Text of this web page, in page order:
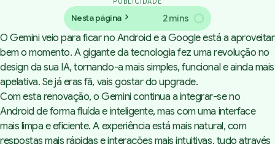
Nesta página 2 mins
O Gemini veio para ficar no Android e a Google está a aproveitar
bem o momento. A gigante da tecnologia fez uma revolução no
design da sua IA, tornando-a mais simples, funcional e ainda mais
apelativa. Se já eras fã, vais gostar do upgrade.
Com esta renovação, o Gemini continua a integrar-se no
Android de forma fluída e inteligente, mas com uma interface
mais limpa e eficiente. A experiência está mais natural, com
respostas mais rápidas e interações mais intuitivas, tudo através